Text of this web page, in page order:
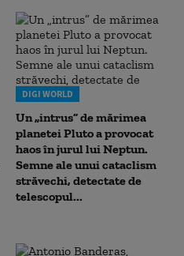
DIGI WORLD
Un „intrus” de mărimea
planetei Pluto a provocat
haos în jurul lui Neptun.
Semne ale unui cataclism
străvechi, detectate de
telescopul...